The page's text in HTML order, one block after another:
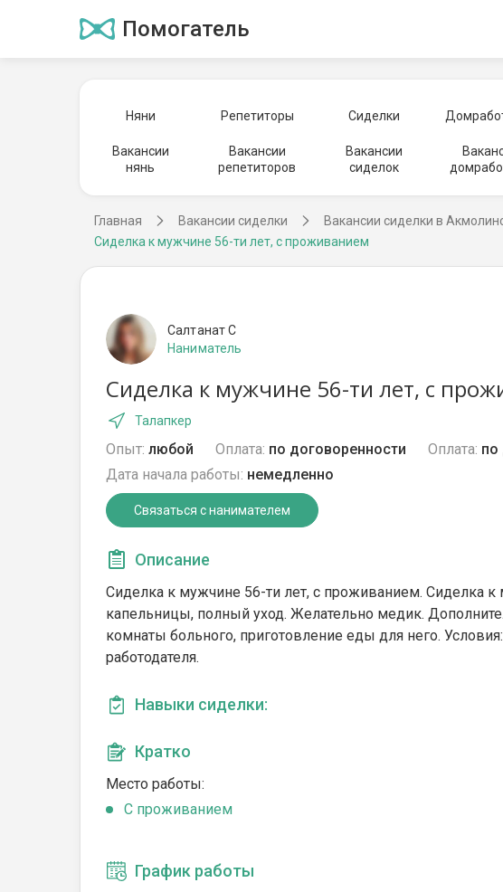
Помогатель
Няни Репетиторы Сиделки
Вакансии
нянь
Вакансии
репетиторов
Вакансии
сиделок
Главная Вакансии сиделки Вакансии сиделки в
Сиделка к мужчине 56-ти лет, с проживанием
Салтанат С
Наниматель
Сиделка к мужчине 56-ти лет, с
Талапкер
Опыт: любой Оплата: по договоренности Оплата: по
Дата начала работы: немедленно
Связаться с нанимателем
Описание
Сиделка к мужчине 56-ти лет, с проживанием. Сиделка
капельницы, полный уход. Желательно медик.
комнаты больного, приготовление еды для него.
работодателя.
Навыки сиделки:
Кратко
Место работы:
C проживанием
График работы